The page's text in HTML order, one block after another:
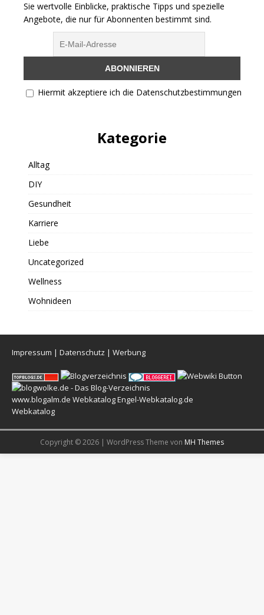
Sie wertvolle Einblicke, praktische Tipps und spezielle
Angebote, die nur für Abonnenten bestimmt sind.
Hiermit akzeptiere ich die Datenschutzbestimmungen
Kategorie
Alltag
DIY
Gesundheit
Karriere
Liebe
Uncategorized
Wellness
Wohnideen
Impressum | Datenschutz | Werbung
www.blogalm.de WebkatalogEngel-Webkatalog.de
Webkatalog
Copyright © 2026 | WordPress Theme von MH Themes